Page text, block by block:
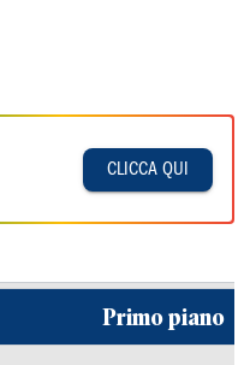
CLICCA QUI
Primo piano